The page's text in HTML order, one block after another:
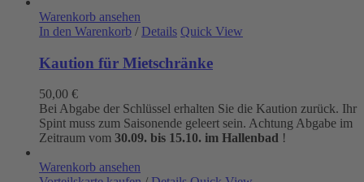
Warenkorb ansehen
In den Warenkorb / Details Quick View
Kaution für Mietschränke
50,00 €
Bei Abgabe der Schlüssel erhalten Sie die Kaution zurück. Ihr
Spint muss zum Saisonende geleert sein. Achtung Abgabe im
Zeitraum vom 30.09. bis 15.10. im Hallenbad !
Warenkorb ansehen